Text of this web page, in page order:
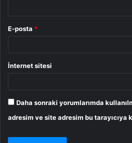
E-posta *
İnternet sitesi
Daha sonraki yorumlarımda
adresim ve site adresim bu tarayıcıya